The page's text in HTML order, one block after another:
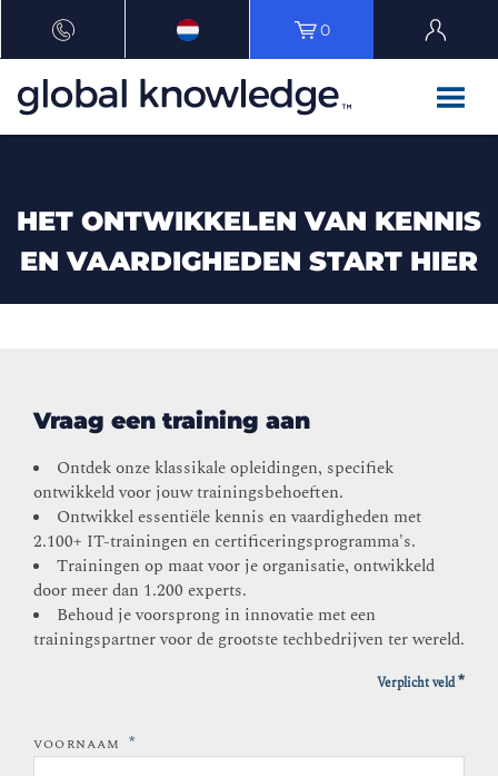
0
HET ONTWIKKELEN VAN KENNIS
EN VAARDIGHEDEN START HIER
Vraag een training aan
Ontdek onze klassikale opleidingen, specifiek
ontwikkeld voor jouw trainingsbehoeften.
Ontwikkel essentiële kennis en vaardigheden met
2.100+ IT-trainingen en certificeringsprogramma's.
Trainingen op maat voor je organisatie, ontwikkeld
door meer dan 1.200 experts.
Behoud je voorsprong in innovatie met een
trainingspartner voor de grootste techbedrijven ter wereld.
Verplicht veld*
VOORNAAM *